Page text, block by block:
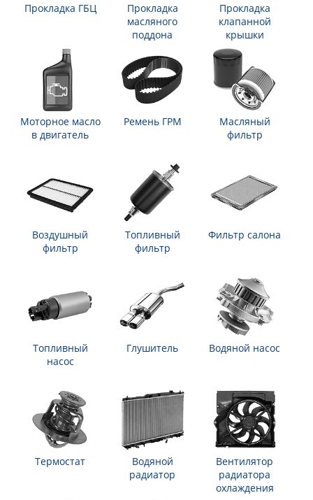
Прокладка ГБЦ
Прокладка
масляного
поддона
Прокладка
клапанной
крышки
Моторное масло
в двигатель
Ремень ГРМ
Масляный
фильтр
Воздушный
фильтр
Топливный
фильтр
Фильтр салона
Топливный
насос
Глушитель Водяной насос
Термостат
Водяной
радиатор
Вентилятор
радиатора
охлаждения